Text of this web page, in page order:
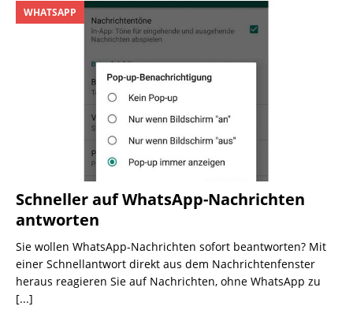
Schneller auf WhatsApp-Nachrichten
antworten
WHATSAPP
Sie wollen WhatsApp-Nachrichten sofort beantworten? Mit
einer Schnellantwort direkt aus dem Nachrichtenfenster
heraus reagieren Sie auf Nachrichten, ohne WhatsApp zu
[...]